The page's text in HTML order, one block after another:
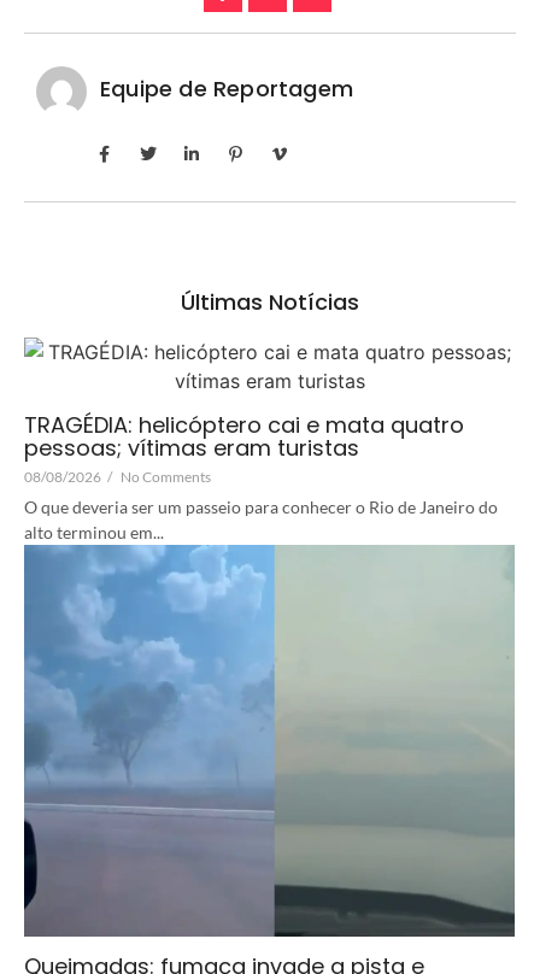
Equipe de Reportagem
Últimas Notícias
TRAGÉDIA: helicóptero cai e mata quatro
pessoas; vítimas eram turistas
08/08/2026 / No Comments
O que deveria ser um passeio para conhecer o Rio de Janeiro do
alto terminou em...
Queimadas: fumaça invade a pista e